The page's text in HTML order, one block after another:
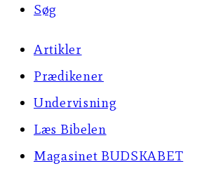
Søg
Artikler
Prædikener
Undervisning
Læs Bibelen
Magasinet BUDSKABET